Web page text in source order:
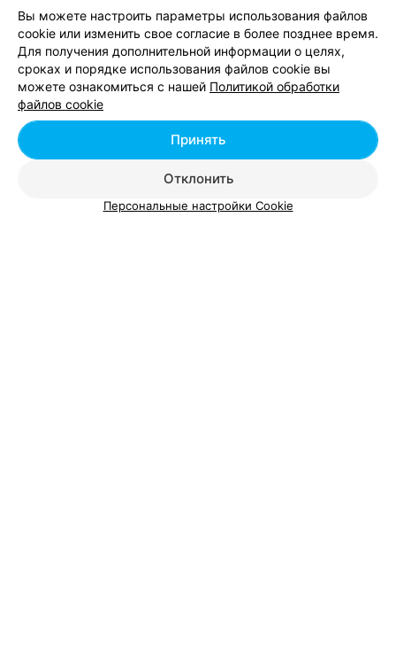
Смотрите также
Салоны красоты в м-р Харьковская
Вы можете настроить параметры использования файлов
cookie или изменить свое согласие в более позднее время.
Для получения дополнительной информации о целях,
сроках и порядке использования файлов cookie вы
можете ознакомиться с нашей Политикой обработки
файлов cookie
Отклонить
Принять
Персональные настройки Cookie